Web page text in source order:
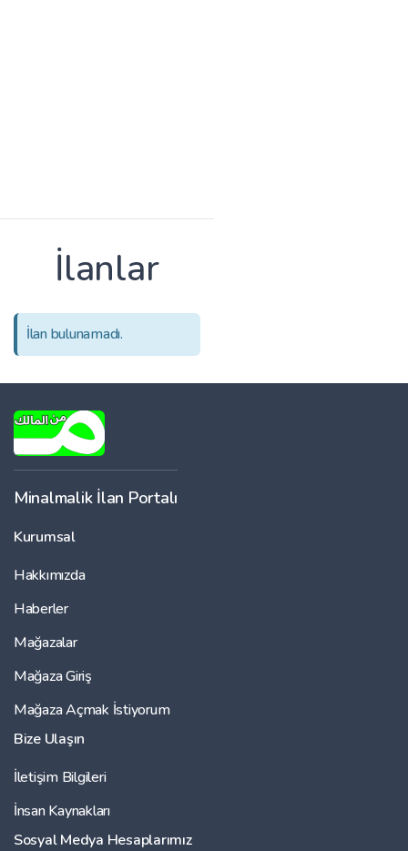
İlanlar
İlan bulunamadı.
Minalmalik İlan Portalı
Kurumsal
Hakkımızda
Haberler
Mağazalar
Mağaza Giriş
Mağaza Açmak İstiyorum
Bize Ulaşın
İletişim Bilgileri
İnsan Kaynakları
Sosyal Medya Hesaplarımız